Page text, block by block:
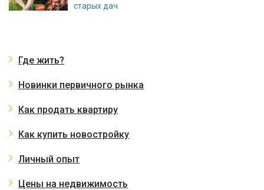
старых дач
Где жить?
Новинки первичного рынка
Как продать квартиру
Как купить новостройку
Личный опыт
Цены на недвижимость